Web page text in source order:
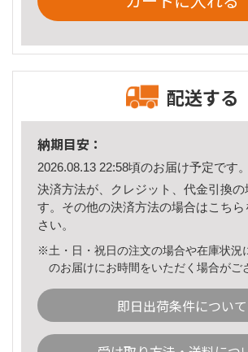
配送する
納期目安：
2026.08.13 22:58頃のお届け予定です。
決済方法が、クレジット、代金引換の
す。その他の決済方法の場合はこちら
さい。
※土・日・祝日の注文の場合や在庫状況
のお届けにお時間をいただく場合がご
即日出荷条件について